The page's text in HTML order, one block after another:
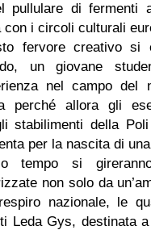
pullulare di fermenti
con i circoli culturali
fervore creativo si
un giovane
nel campo
perché allora gli
stabilimenti della
per la nascita di
tempo si
non solo da
nazionale, le
Leda Gys, destinata